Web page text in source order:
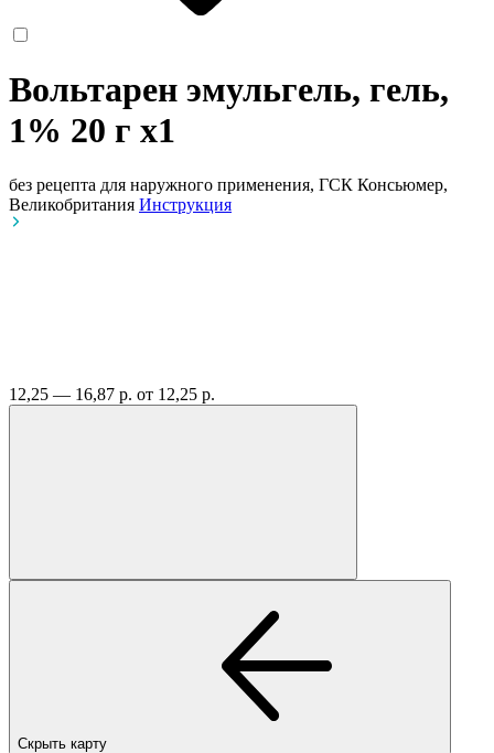
Вольтарен эмульгель, гель,
1% 20 г x1
без рецепта для наружного применения, ГСК Консьюмер,
Великобритания Инструкция
12,25 — 16,87 р. от 12,25 р.
Скрыть карту